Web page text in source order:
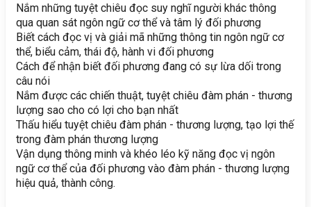
Nắm những tuyệt chiêu đọc suy nghĩ người khác thông
qua quan sát ngôn ngữ cơ thể và tâm lý đối phương
Biết cách đọc vị và giải mã những thông tin ngôn ngữ cơ
thể, biểu cảm, thái độ, hành vi đối phương
Cách để nhận biết đối phương đang có sự lừa dối trong
câu nói
Nắm được các chiến thuật, tuyệt chiêu đàm phán - thương
lượng sao cho có lợi cho bạn nhất
Thấu hiểu tuyệt chiêu đàm phán - thương lượng, tạo lợi thế
trong đàm phán thương lượng
Vận dụng thông minh và khéo léo kỹ năng đọc vị ngôn
ngữ cơ thể của đối phương vào đàm phán - thương lượng
hiệu quả, thành công.